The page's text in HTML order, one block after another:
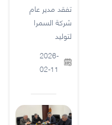
تفقد مدير عام
شركة السمرا
لتوليد
2026-
02-11